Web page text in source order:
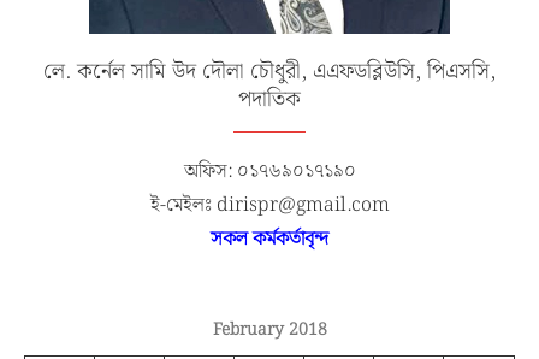
লে. কর্নেল সামি উদ দৌলা চৌধুরী, এএফডব্লিউসি, পিএসসি,
পদাতিক
অফিস: ০১৭৬৯০১৭১৯০
ই-মেইলঃ dirispr@gmail.com
সকল কর্মকর্তাবৃন্দ
February 2018